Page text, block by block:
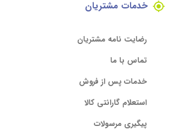
خدمات مشتریان
رضایت نامه مشتریان
تماس با ما
خدمات پس از فروش
استعلام گارانتی کالا
پیگیری مرسولات